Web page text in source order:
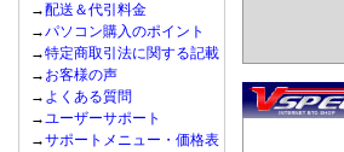
→配送＆代引料金
→パソコン購入のポイント
→特定商取引法に関する記載
→ お客様の声
→ よくある質問
→ユーザーサポート
→サポートメニュー・価格表